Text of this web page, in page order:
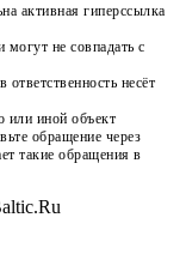
активная гиперссылка
не совпадать с
несёт
или иной объект
обращение через
такие обращения в